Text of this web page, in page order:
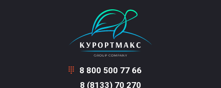
8 800 500 77 66
8 (8133) 70 270